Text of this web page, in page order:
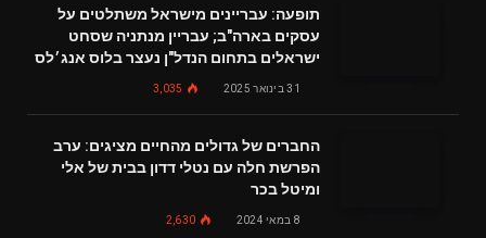
תופעה: עבריינים מישראל משתלטים על
עסקים בארה"ב; עבריין מנתניה שסחט
ישראלים בתחום הנדל"ן נעצר בלוס אנג׳לס
31 בינואר 2025 3,035
החברים של גדולים מהחיים מציגים: ערב
הפרשת חלה עם נטלי דדון בבית של אלי
ומיטל בכר
8 במאי 2024 2,630